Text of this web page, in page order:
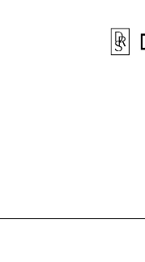
페이코 ID로 페